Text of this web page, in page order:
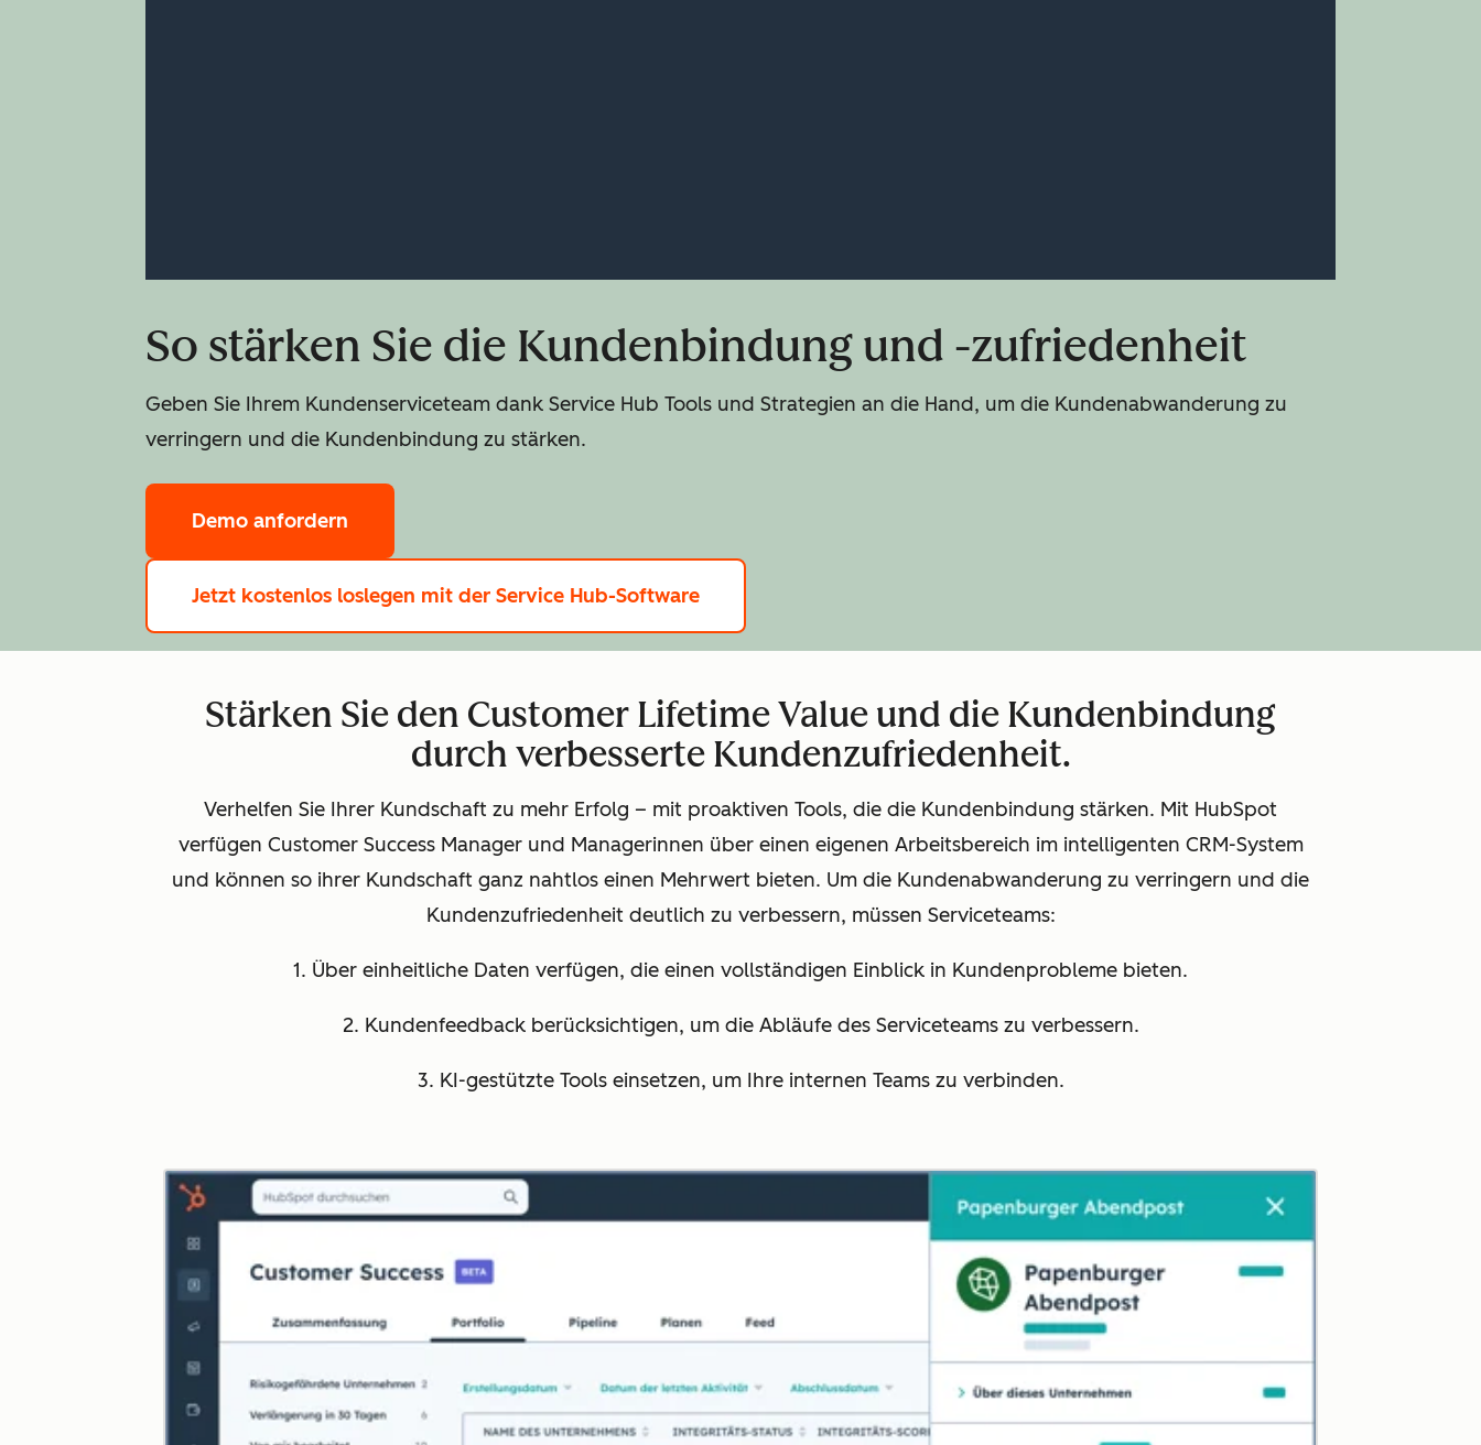
So stärken Sie die Kundenbindung und -zufriedenheit
Geben Sie Ihrem Kundenserviceteam dank Service Hub Tools und Strategien an die Hand, um die Kundenabwanderung zu
verringern und die Kundenbindung zu stärken.
Demo anfordern
Jetzt kostenlos loslegen mit der Service Hub-Software
Stärken Sie den Customer Lifetime Value und die Kundenbindung
durch verbesserte Kundenzufriedenheit.
Verhelfen Sie Ihrer Kundschaft zu mehr Erfolg – mit proaktiven Tools, die die Kundenbindung stärken. Mit HubSpot
verfügen Customer Success Manager und Managerinnen über einen eigenen Arbeitsbereich im intelligenten CRM-System
und können so ihrer Kundschaft ganz nahtlos einen Mehrwert bieten. Um die Kundenabwanderung zu verringern und die
Kundenzufriedenheit deutlich zu verbessern, müssen Serviceteams:
1. Über einheitliche Daten verfügen, die einen vollständigen Einblick in Kundenprobleme bieten.
2. Kundenfeedback berücksichtigen, um die Abläufe des Serviceteams zu verbessern.
3. KI-gestützte Tools einsetzen, um Ihre internen Teams zu verbinden.